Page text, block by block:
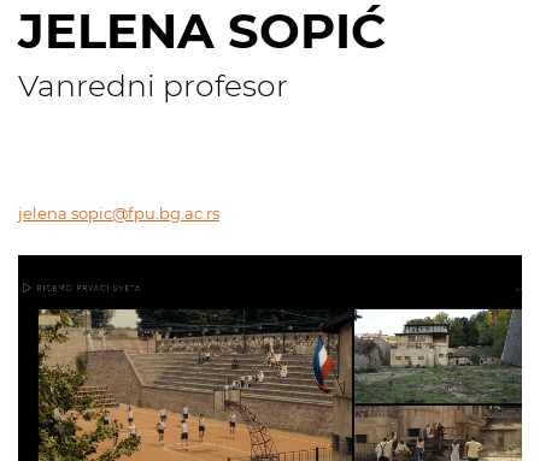
JELENA SOPIĆ
Vanredni profesor
jelena.sopic@fpu.bg.ac.rs